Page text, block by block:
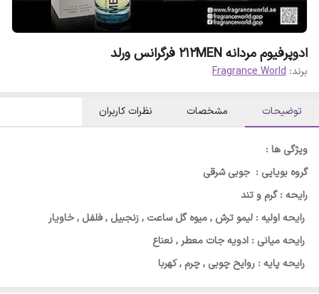
ادوپرفیوم مردانه ۲۱۲MEN فرگرانس ورلد
برند: Fragrance World
توضیحات مشخصات نظرات کاربران
ویژگی ها :
گروه بویایی : جوبی شرقی
رایحه : گرم و تند
رایحه اولیه : لیمو ترش , میوه گل ساعت , زنجبیل , فلفل , خاویار
رایحه میانی : ادویه جات معطر , نعناع
رایحه پایه : روایح چوبی , چرم , کهربا